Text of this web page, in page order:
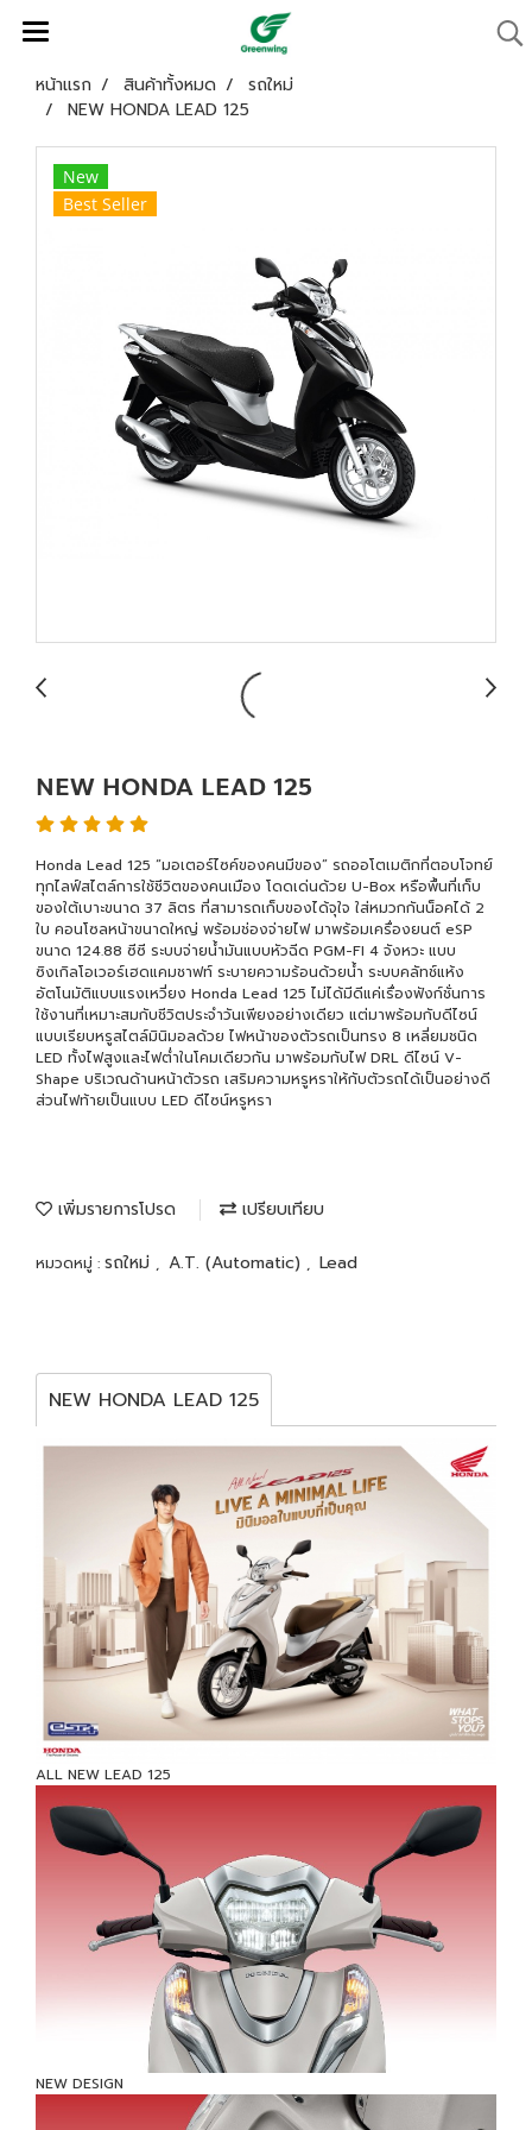
หน้าแรก สินค้าทั้งหมด
รถใหม่
NEW HONDA LEAD 125
New
Best Seller
NEW HONDA LEAD 125
Honda Lead 125 “มอเตอร์ไซค์ของคนมีของ” รถออโตเมติกที่ตอบโจทย์
ทุกไลฟ์สไตล์การใช้ชีวิตของคนเมือง โดดเด่นด้วย U-Box หรือพื้นที่เก็บ
ของใต้เบาะขนาด 37 ลิตร ที่สามารถเก็บของได้จุใจ ใส่หมวกกันน็อคได้ 2
ใบ คอนโซลหน้าขนาดใหญ่ พร้อมช่องจ่ายไฟ มาพร้อมเครื่องยนต์ eSP
ขนาด 124.88 ซีซี ระบบจ่ายน้ำมันแบบหัวฉีด PGM-FI 4 จังหวะ แบบ
ซิงเกิลโอเวอร์เฮดแคมชาฟท์ ระบายความร้อนด้วยน้ำ ระบบคลัทช์แห้ง
อัตโนมัติแบบแรงเหวี่ยง Honda Lead 125 ไม่ได้มีดีแค่เรื่องฟังก์ชั่นการ
ใช้งานที่เหมาะสมกับชีวิตประจำวันเพียงอย่างเดียว แต่มาพร้อมกับดีไซน์
แบบเรียบหรูสไตล์มินิมอลด้วย ไฟหน้าของตัวรถเป็นทรง 8 เหลี่ยมชนิด
LED ทั้งไฟสูงและไฟต่ำในโคมเดียวกัน มาพร้อมกับไฟ DRL ดีไซน์ V-
Shape บริเวณด้านหน้าตัวรถ เสริมความหรูหราให้กับตัวรถได้เป็นอย่างดี
ส่วนไฟท้ายเป็นแบบ LED ดีไซน์หรูหรา
เพิ่มรายการโปรด เปรียบเทียบ
หมวดหมู่ : รถใหม่ , A.T. (Automatic) , Lead
NEW HONDA LEAD 125
ALL NEW LEAD 125
NEW DESIGN